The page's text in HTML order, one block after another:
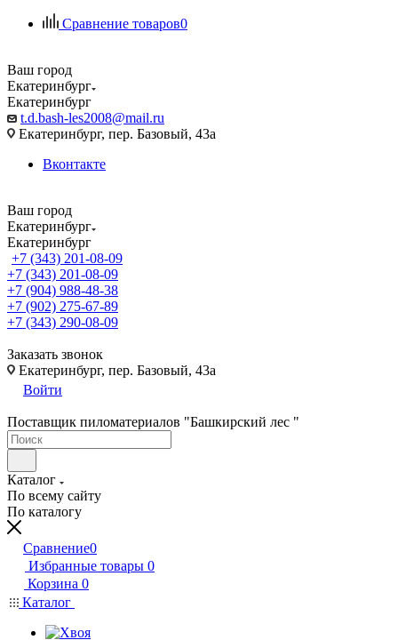
Сравнение товаров0
Ваш город
Екатеринбург
Екатеринбург
t.d.bash-les2008@mail.ru
Екатеринбург, пер. Базовый, 43а
Вконтакте
Ваш город
Екатеринбург
Екатеринбург
+7 (343) 201-08-09
+7 (343) 201-08-09
+7 (904) 988-48-38
+7 (902) 275-67-89
+7 (343) 290-08-09
Заказать звонок
Екатеринбург, пер. Базовый, 43а
Войти
Поставщик пиломатериалов "Башкирский лес "
Каталог
По всему сайту
По каталогу
Сравнение0
Избранные товары 0
Корзина 0
Каталог